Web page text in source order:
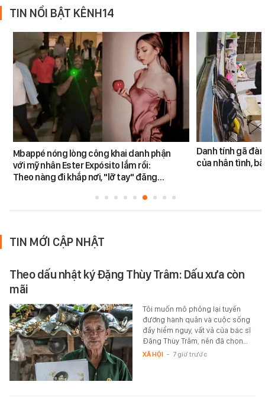
TIN NỔI BẬT KÊNH14
Mbappé nóng lòng công khai danh phận
với mỹ nhân Ester Expósito lắm rồi:
Theo nàng đi khắp nơi, "lỡ tay" đăng…
Danh tính gã
của nhân tình,
TIN MỚI CẬP NHẬT
Theo dấu nhật ký Đặng Thùy Trâm: Dấu xưa còn
mãi
Tôi muốn mô phỏng lại tuyến
đường hành quân và cuộc sống
đầy hiểm nguy, vất vả của bác sĩ
Đặng Thùy Trâm, nên đã chọn…
XÃ HỘI - 7 giờ trước